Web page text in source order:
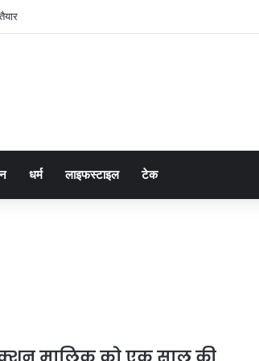
धर्म लाइफस्टाइल टेक